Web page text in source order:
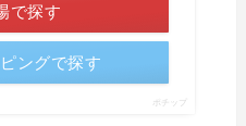
で探す
ングで探す
ポチップ